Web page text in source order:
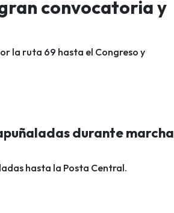
convocatoria y
la ruta 69 hasta el Congreso y
durante marcha
hasta la Posta Central.